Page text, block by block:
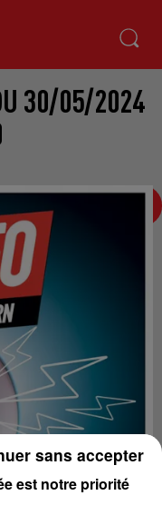
30/05/2024
est notre priorité
sans accepter